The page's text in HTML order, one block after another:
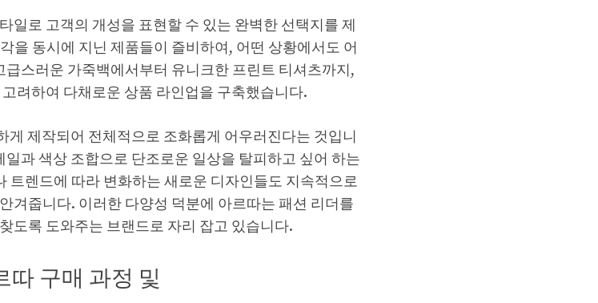
일로 고객의 개성을 표현할 수 있는 완벽한 선택지를 제
을 동시에 지닌 제품들이 즐비하여, 어떤 상황에서도 어
스러운 가죽백에서부터 유니크한 프린트 티셔츠까지,
려하여 다채로운 상품 라인업을 구축했습니다.
게 제작되어 전체적으로 조화롭게 어우러진다는 것입니
과 색상 조합으로 단조로운 일상을 탈피하고 싶어 하는
트렌드에 따라 변화하는 새로운 디자인들도 지속적으로
겨줍니다. 이러한 다양성 덕분에 아르따는 패션 리더를
도록 도와주는 브랜드로 자리 잡고 있습니다.
구매 과정 및